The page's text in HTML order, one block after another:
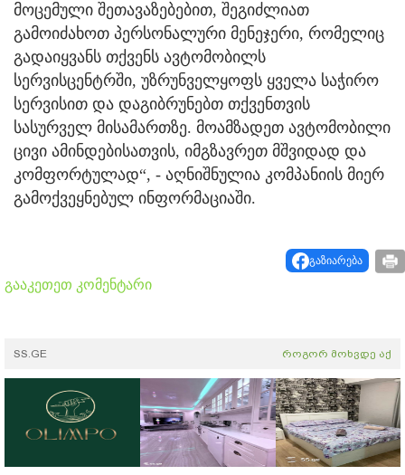
მოცემული შეთავაზებებით, შეგიძლიათ
გამოიძახოთ პერსონალური მენეჯერი, რომელიც
გადაიყვანს თქვენს ავტომობილს
სერვისცენტრში, უზრუნველყოფს ყველა საჭირო
სერვისით და დაგიბრუნებთ თქვენთვის
სასურველ მისამართზე. მოამზადეთ ავტომობილი
ცივი ამინდებისათვის, იმგზავრეთ მშვიდად და
კომფორტულად“, - აღნიშნულია კომპანიის მიერ
გამოქვეყნებულ ინფორმაციაში.
გაზიარება
გააკეთეთ კომენტარი
SS.GE როგორ მოხვდე აქ